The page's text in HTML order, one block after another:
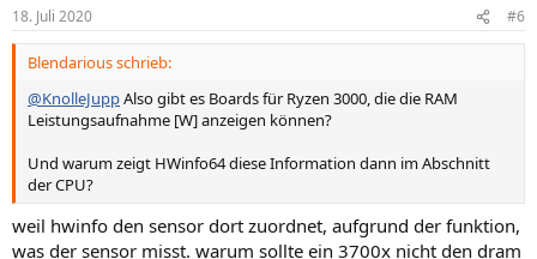
18. Juli 2020 #6
Blendarious schrieb:
@KnolleJuppAlso gibt es Boards für Ryzen 3000, die die RAM
Leistungsaufnahme [W] anzeigen können?
Und warum zeigt HWinfo64 diese Information dann im Abschnitt
der CPU?
weil hwinfo den sensor dort zuordnet, aufgrund der funktion,
was der sensor misst. warum sollte ein 3700x nicht den dram